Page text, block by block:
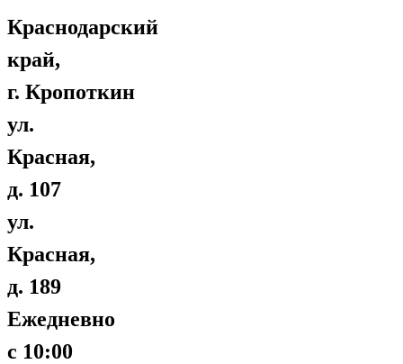
Краснодарский
край,
г. Кропоткин
ул.
Красная,
д. 107
ул.
Красная,
д. 189
Ежедневно
с 10:00